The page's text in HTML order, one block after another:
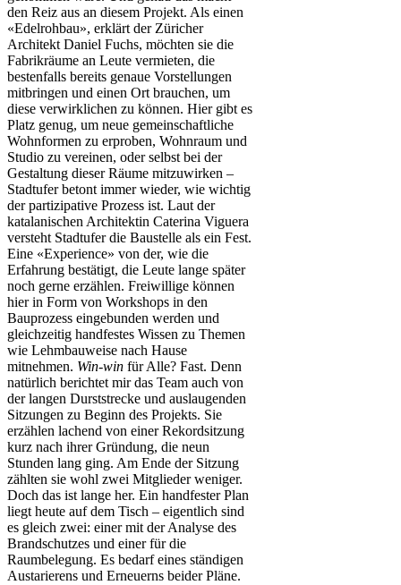
den Reiz aus an diesem Projekt. Als einen
«Edelrohbau», erklärt der Züricher
Architekt Daniel Fuchs, möchten sie die
Fabrikräume an Leute vermieten, die
bestenfalls bereits genaue Vorstellungen
mitbringen und einen Ort brauchen, um
diese verwirklichen zu können. Hier gibt es
Platz genug, um neue gemeinschaftliche
Wohnformen zu erproben, Wohnraum und
Studio zu vereinen, oder selbst bei der
Gestaltung dieser Räume mitzuwirken –
Stadtufer betont immer wieder, wie wichtig
der partizipative Prozess ist. Laut der
katalanischen Architektin Caterina Viguera
versteht Stadtufer die Baustelle als ein Fest.
Eine «Experience» von der, wie die
Erfahrung bestätigt, die Leute lange später
noch gerne erzählen. Freiwillige können
hier in Form von Workshops in den
Bauprozess eingebunden werden und
gleichzeitig handfestes Wissen zu Themen
wie Lehmbauweise nach Hause
mitnehmen. Win-win für Alle? Fast. Denn
natürlich berichtet mir das Team auch von
der langen Durststrecke und auslaugenden
Sitzungen zu Beginn des Projekts. Sie
erzählen lachend von einer Rekordsitzung
kurz nach ihrer Gründung, die neun
Stunden lang ging. Am Ende der Sitzung
zählten sie wohl zwei Mitglieder weniger.
Doch das ist lange her. Ein handfester Plan
liegt heute auf dem Tisch – eigentlich sind
es gleich zwei: einer mit der Analyse des
Brandschutzes und einer für die
Raumbelegung. Es bedarf eines ständigen
Austarierens und Erneuerns beider Pläne.